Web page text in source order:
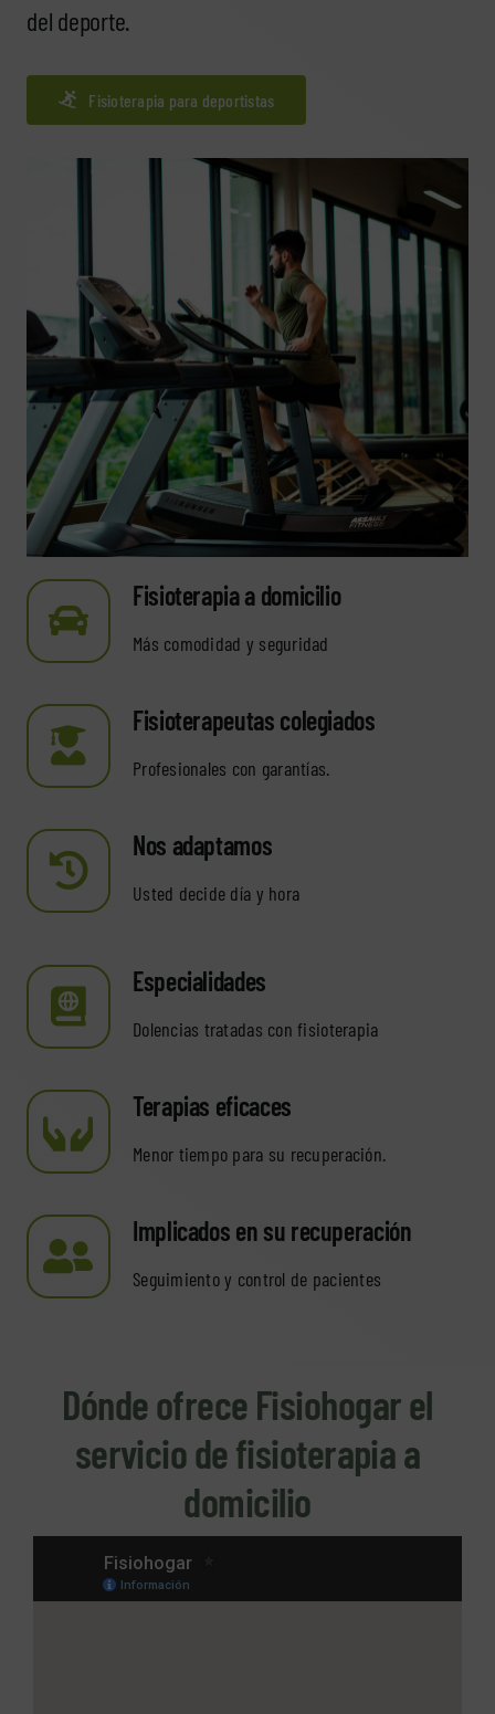
del deporte.
Fisioterapia para deportistas
Fisioterapia a domicilio
Más comodidad y seguridad
Fisioterapeutas colegiados
Profesionales con garantías.
Nos adaptamos
Usted decide día y hora
Especialidades
Dolencias tratadas con fisioterapia
Terapias eficaces
Menor tiempo para su recuperación.
Implicados en su recuperación
Seguimiento y control de pacientes
Dónde ofrece Fisiohogar el
servicio de fisioterapia a
domicilio